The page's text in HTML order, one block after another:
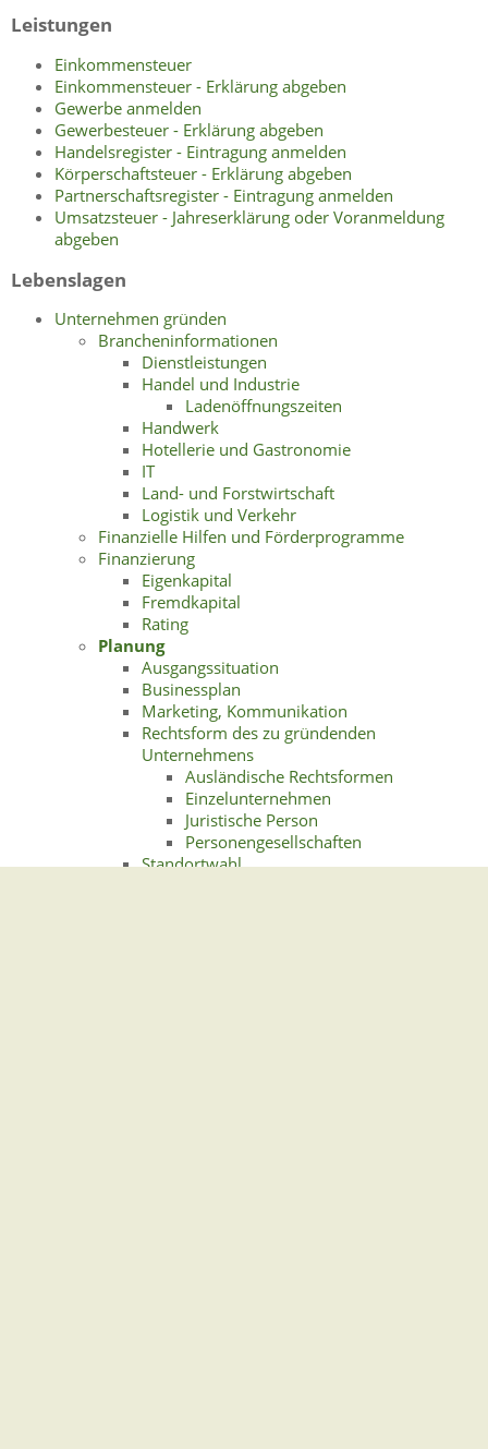
Leistungen
Einkommensteuer
Einkommensteuer - Erklärung abgeben
Gewerbe anmelden
Gewerbesteuer - Erklärung abgeben
Handelsregister - Eintragung anmelden
Körperschaftsteuer - Erklärung abgeben
Partnerschaftsregister - Eintragung anmelden
Umsatzsteuer - Jahreserklärung oder Voranmeldung
abgeben
Lebenslagen
Unternehmen gründen
Brancheninformationen
Dienstleistungen
Handel und Industrie
Ladenöffnungszeiten
Handwerk
Hotellerie und Gastronomie
IT
Land- und Forstwirtschaft
Logistik und Verkehr
Finanzielle Hilfen und Förderprogramme
Finanzierung
Eigenkapital
Fremdkapital
Rating
Planung
Ausgangssituation
Businessplan
Marketing, Kommunikation
Rechtsform des zu gründenden
Unternehmens
Ausländische Rechtsformen
Einzelunternehmen
Juristische Person
Personengesellschaften
Standortwahl